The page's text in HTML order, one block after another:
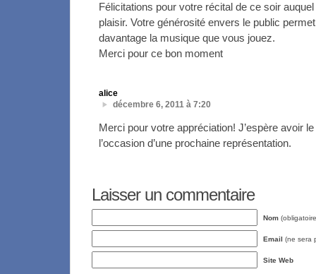
Félicitations pour votre récital de ce soir
plaisir. Votre générosité envers le public
davantage la musique que vous jouez.
Merci pour ce bon moment
alice
décembre 6, 2011 à 7:20
Merci pour votre appréciation! J’espère avoir
l’occasion d’une prochaine représentation.
Laisser un commentaire
Nom
Email (ne sera
Site Web